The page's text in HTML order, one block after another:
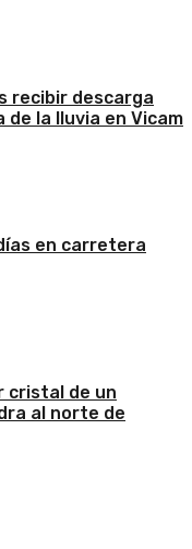
recibir descarga
la lluvia en Vicam
en carretera
cristal de un
al norte de